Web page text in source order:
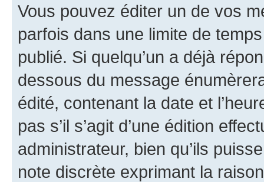
Vous pouvez éditer un de vos
parfois dans une limite de
publié. Si quelqu’un a déjà
dessous du message
édité, contenant la date et
pas s’il s’agit d’une édition
administrateur, bien qu’ils
note discrète exprimant la